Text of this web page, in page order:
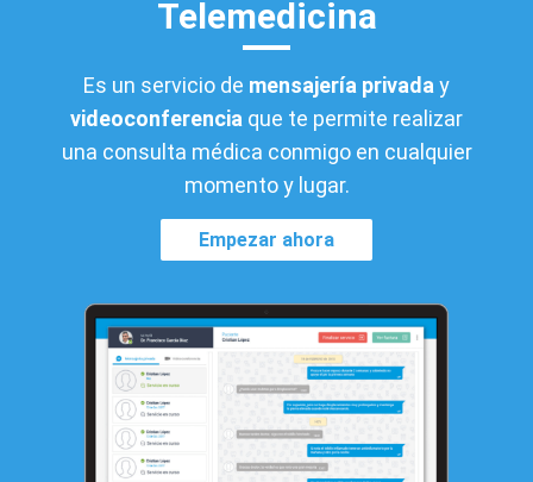
Telemedicina
Es un servicio de mensajería privada y
videoconferencia que te permite realizar
una consulta médica conmigo en cualquier
momento y lugar.
Empezar ahora